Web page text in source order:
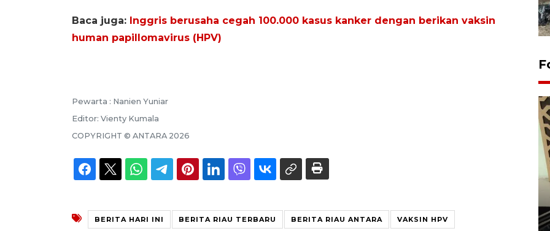
Baca juga: Inggris berusaha cegah 100.000 kasus kanker dengan berikan vaksin
human papillomavirus (HPV)
Pewarta : Nanien Yuniar
Editor: Vienty Kumala
COPYRIGHT © ANTARA 2026
BERITA HARI INI BERITA RIAU TERBARU BERITA RIAU ANTARA VAKSIN HPV
bakau merah di Dumai
20 September 2025 12:14 WIB